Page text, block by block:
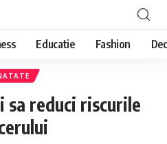
Educatie Fashion
sa reduci riscurile